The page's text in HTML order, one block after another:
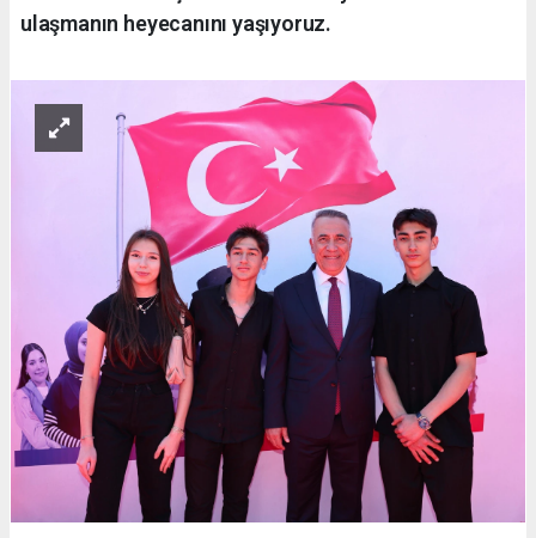
ulaşmanın heyecanını yaşıyoruz.